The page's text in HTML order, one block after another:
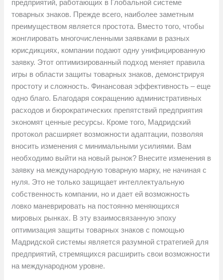
предприятий, работающих в Глобальной системе
товарных знаков. Прежде всего, наиболее заметным
преимуществом является простота. Вместо того, чтобы
жонглировать многочисленными заявками в разных
юрисдикциях, компании подают одну унифицированную
заявку. Этот оптимизированный подход меняет правила
игры в области защиты товарных знаков, демонстрируя
простоту и сложность. Финансовая эффективность – еще
одно благо. Благодаря сокращению административных
расходов и бюрократических препятствий предприятия
экономят ценные ресурсы. Кроме того, Мадридский
протокол расширяет возможности адаптации, позволяя
вносить изменения с минимальными усилиями. Вам
необходимо выйти на новый рынок? Внесите изменения в
заявку на международную товарную марку, не начиная с
нуля. Это не только защищает интеллектуальную
собственность компании, но и дает ей возможность
ловко маневрировать на постоянно меняющихся
мировых рынках. В эту взаимосвязанную эпоху
оптимизация защиты товарных знаков с помощью
Мадридской системы является разумной стратегией для
предприятий, стремящихся расширить свои возможности
на международном уровне.